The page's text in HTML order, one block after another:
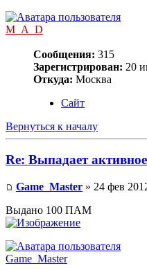
M_A_D
Сообщения: 315
Зарегистрирован: 20
Откуда: Москва
Сайт
Вернуться к началу
Re: Выпадает
Game_Master » 24 фев
Выдано 100 ПАМ
Game_Master